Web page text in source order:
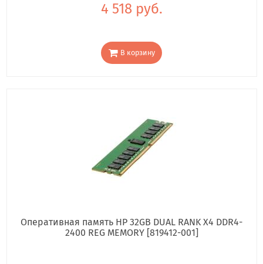
4 518 руб.
В корзину
Оперативная память HP 32GB DUAL RANK X4 DDR4-
2400 REG MEMORY [819412-001]